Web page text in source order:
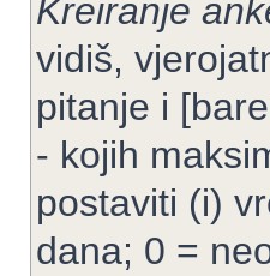
Kreiranje
vidiš,
pitanje i
- kojih
postaviti (i)
dana; 0 =